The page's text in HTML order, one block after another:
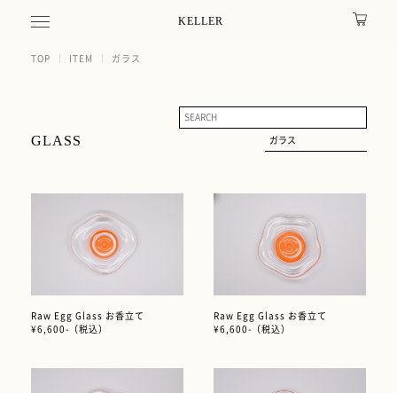
KELLER
TOP ITEM ガラス
GLASS
Raw Egg Glass お香立て
¥6,600-（税込）
Raw Egg Glass お香立て
¥6,600-（税込）